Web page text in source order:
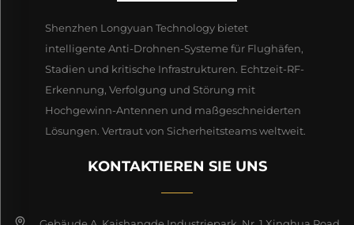
Shenzhen Longyuan Technology bietet
intelligente Anti-Drohnen-Systeme für Flughäfen,
Stadien und kritische Infrastrukturen. Echtzeit-RF-
Erkennung, Verfolgung und Störung mit
Hochgewinn-Antennen und maßgeschneiderten
Lösungen. Vertraut von Sicherheitsteams weltweit.
KONTAKTIEREN SIE UNS